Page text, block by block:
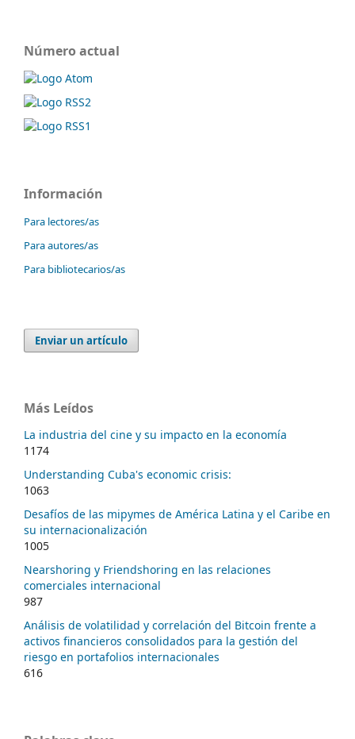
Número actual
Información
Para lectores/as
Para autores/as
Para bibliotecarios/as
Enviar un artículo
Más Leídos
La industria del cine y su impacto en la economía
1174
Understanding Cuba's economic crisis:
1063
Desafíos de las mipymes de América Latina y el Caribe en
su internacionalización
1005
Nearshoring y Friendshoring en las relaciones
comerciales internacional
987
Análisis de volatilidad y correlación del Bitcoin frente a
activos financieros consolidados para la gestión del
riesgo en portafolios internacionales
616